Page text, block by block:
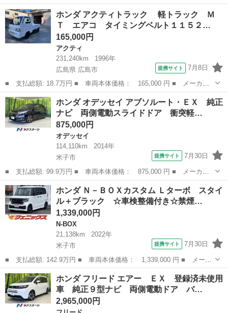
ー名： ホンダ ■ 車種名： Ｎ－ＯＮＥ ｅ： ■ グレード名：
ｅ： Ｌ ☆ホンダセンシング☆走行距離１．１７６ｋｍ☆ 満充電
２９５Ｋ...
鳥取 米子市 ホンダ
ホンダ アクティトラック 軽トラック Ｍ
Ｔ エアコ タイミングベルト１１５２…
165,000円
アクティ
231,240km
1996年
広島県 広島市
提携サイト 7月8日
■ 支払総額: 18.7万円 ■ 車両本体価格： 165,000 円 ■ メーカー
名： ホンダ ■ 車種名： アクティトラック ■ グレード名：
軽トラック ＭＴ エアコ タイミングベルト１１５２７５ｋｍ交
換・２１２７７...
広島 広島市 アクティ
ホンダ オデッセイ アブソルート・ＥＸ 純正
ナビ 両側電動スライドドア 衝突軽…
875,000円
オデッセイ
114,110km
2014年
米子市
提携サイト 7月30日
■ 支払総額: 99.9万円 ■ 車両本体価格： 875,000 円 ■ メーカー
名： ホンダ ■ 車種名： オデッセイ ■ グレード名： アブソル
ート・ＥＸ 純正ナビ 両側電動スライドドア 衝突軽減装置 禁煙
車 純正１８...
鳥取 米子市 オデッセイ
ホンダ Ｎ－ＢＯＸカスタム Ｌターボ スタイ
ル＋ブラック ☆車検整備付き☆禁煙…
1,339,000円
N-BOX
21,138km
2022年
米子市
提携サイト 7月30日
■ 支払総額: 142.9万円 ■ 車両本体価格： 1,339,000 円 ■ メーカ
ー名： ホンダ ■ 車種名： Ｎ－ＢＯＸカスタム ■ グレード
名： Ｌターボ スタイル＋ブラック ☆車検整備付き☆禁煙車☆ナ
ビ☆ ホンダ...
鳥取 米子市 N-BOX
ホンダ フリード エアー ＥＸ 登録済未使用
車 純正９型ナビ 両側電動ドア バ…
2,965,000円